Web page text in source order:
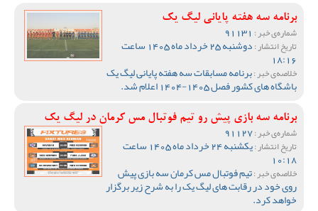
برنامه سه هفته پایانی لیگ یک
شماره‌ی خبر :
تاریخ انتشار : دوشنبه 25 خرداد ماه 1405 ساعت
18:16
خلاصه‌ی خبر :برنامه مسابقات سه هفته پایانی لیگ یک
باشگاه های کشور فصل 1405-1404 اعلام شد.
برنامه سه بازی پیش رو تیم فوتبال مس کرمان در لیگ یک
شماره‌ی خبر :
تاریخ انتشار : یکشنبه 24 خرداد ماه 1405 ساعت
10:18
خلاصه‌ی خبر :تیم فوتبال مس کرمان سه بازی پیش
روی خود در رقابت های لیگ یک را به شرح زیر برگزار
خواهد کرد.